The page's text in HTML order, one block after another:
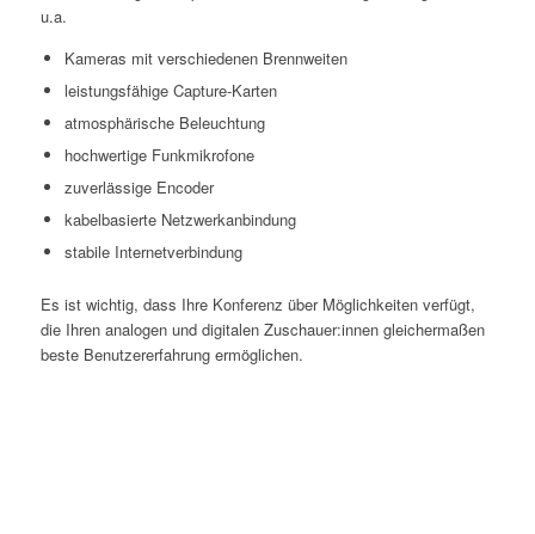
u.a.
Kame­ras mit ver­schie­de­nen Brennweiten
leis­tungs­fä­hi­ge Capture-Karten
atmo­sphä­ri­sche Beleuchtung
hoch­wer­ti­ge Funkmikrofone
zuver­läs­si­ge Encoder
kabel­ba­sier­te Netzwerkanbindung
sta­bi­le Internetverbindung
Es ist wich­tig, dass Ihre Kon­fe­renz über Mög­lich­kei­ten ver­fügt,
die Ihren ana­lo­gen und digi­ta­len Zuschauer:innen glei­cher­ma­ßen
bes­te Benut­zer­er­fah­rung ermöglichen.